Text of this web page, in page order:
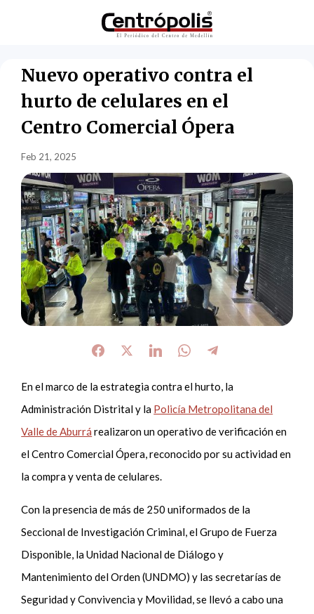
Nuevo operativo contra el
hurto de celulares en el
Centro Comercial Ópera
Feb 21, 2025
En el marco de la estrategia contra el hurto, la
Administración Distrital y la Policía Metropolitana del
Valle de Aburrá realizaron un operativo de verificación en
el Centro Comercial Ópera, reconocido por su actividad en
la compra y venta de celulares.
Con la presencia de más de 250 uniformados de la
Seccional de Investigación Criminal, el Grupo de Fuerza
Disponible, la Unidad Nacional de Diálogo y
Mantenimiento del Orden (UNDMO) y las secretarías de
Seguridad y Convivencia y Movilidad, se llevó a cabo una